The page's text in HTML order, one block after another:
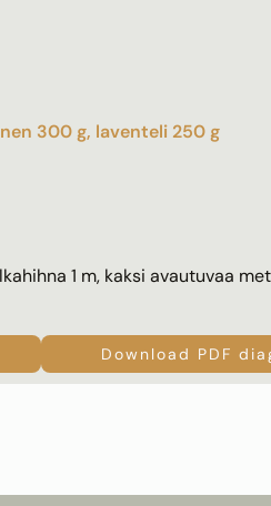
300 g, laventeli 250 g
1 m, kaksi avautuvaa
Download PDF